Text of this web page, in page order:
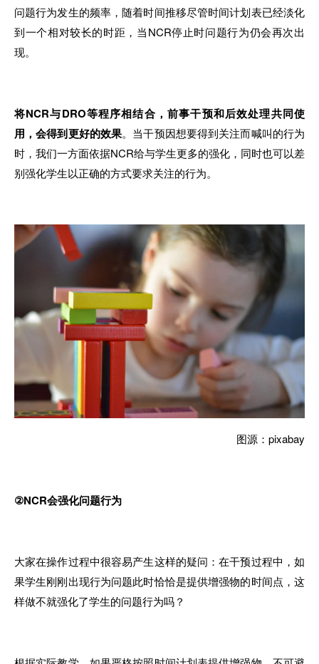
问题行为发生的频率，随着时间推移尽管时间计划表已经淡化
到一个相对较长的时距，当NCR停止时问题行为仍会再次出
现。
将NCR与DRO等程序相结合，前事干预和后效处理共同使
用，会得到更好的效果。当干预因想要得到关注而喊叫的行为
时，我们一方面依据NCR给与学生更多的强化，同时也可以差
别强化学生以正确的方式要求关注的行为。
图源：pixabay
②NCR会强化问题行为
大家在操作过程中很容易产生这样的疑问：在干预过程中，如
果学生刚刚出现行为问题此时恰恰是提供增强物的时间点，这
样做不就强化了学生的问题行为吗？